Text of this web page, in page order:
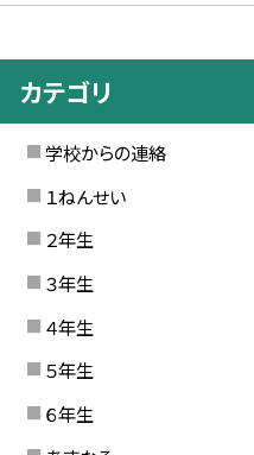
カテゴリ
学校からの連絡
１ねんせい
２年生
３年生
４年生
５年生
６年生